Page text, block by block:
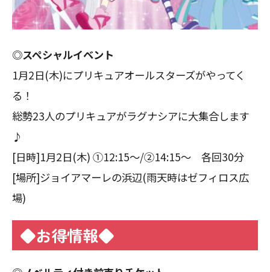
◎スペシャルイベント
1月2日(木)にプリキュアオールスターズがやってく
る！
総勢23人のプリキュアがラグナシアに大集合します
♪
[日時]1月2日(木) ①12:15～/②14:15～ 各回30分
[場所]ジョイアマーレの浜辺(雨天時はゼフィロス広
場)
◆お得情報◆